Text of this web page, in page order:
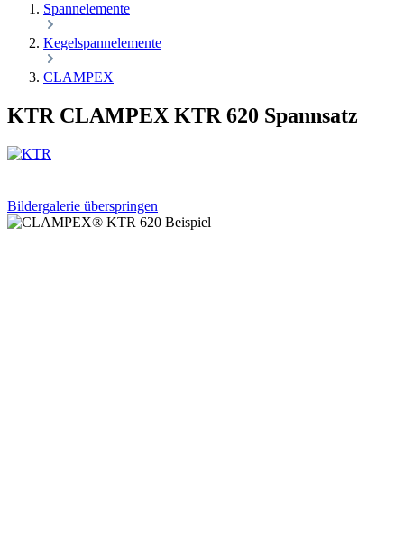
Spannelemente
Kegelspannelemente
CLAMPEX
KTR CLAMPEX KTR 620 Spannsatz
Bildergalerie überspringen